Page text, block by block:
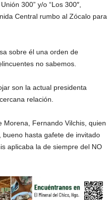
300” y/o “Los 300″,
Central rumbo al Zócalo para
sobre él una orden de
no sabemos.
son la actual presidenta
relación.
Morena, Fernando Vilchis, quien
hasta gafete de invitado
aplicaba la de siempre del NO